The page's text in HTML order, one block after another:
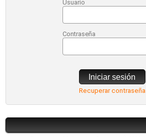
Usuario
Contraseña
Iniciar sesión
Recuperar contraseña